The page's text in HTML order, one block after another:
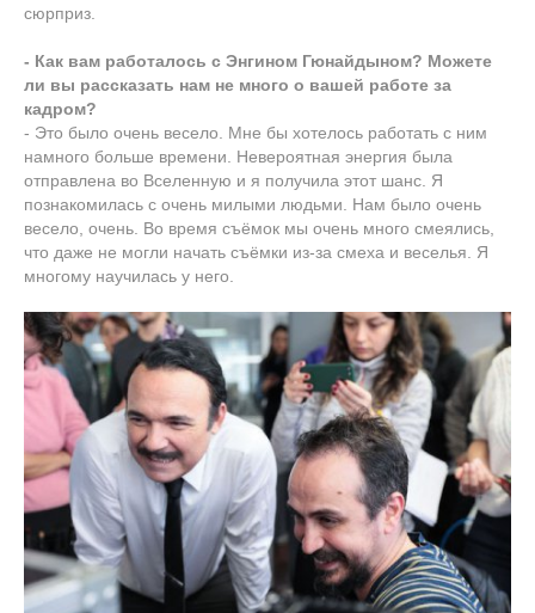
сюрприз.
- Как вам работалось с Энгином Гюнайдыном? Можете
ли вы рассказать нам не много о вашей работе за
кадром?
- Это было очень весело. Мне бы хотелось работать с ним
намного больше времени. Невероятная энергия была
отправлена во Вселенную и я получила этот шанс. Я
познакомилась с очень милыми людьми. Нам было очень
весело, очень. Во время съёмок мы очень много смеялись,
что даже не могли начать съёмки из-за смеха и веселья. Я
многому научилась у него.